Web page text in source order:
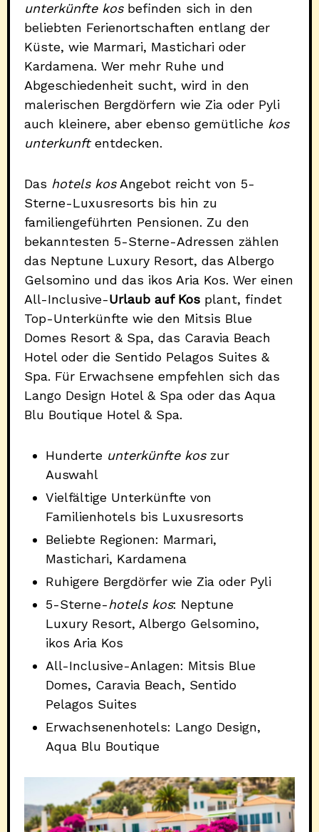
unterkünfte kosbefinden sich in den
beliebten Ferienortschaften entlang der
Küste, wie Marmari, Mastichari oder
Kardamena. Wer mehr Ruhe und
Abgeschiedenheit sucht, wird in den
malerischen Bergdörfern wie Zia oder Pyli
auch kleinere, aber ebenso gemütliche kos
unterkunftentdecken.
Das hotels kosAngebot reicht von 5-
Sterne-Luxusresorts bis hin zu
familiengeführten Pensionen. Zu den
bekanntesten 5-Sterne-Adressen zählen
das Neptune Luxury Resort, das Albergo
Gelsomino und das ikos Aria Kos. Wer einen
All-Inclusive-Urlaub auf Kos plant, findet
Top-Unterkünfte wie den Mitsis Blue
Domes Resort & Spa, das Caravia Beach
Hotel oder die Sentido Pelagos Suites &
Spa. Für Erwachsene empfehlen sich das
Lango Design Hotel & Spa oder das Aqua
Blu Boutique Hotel & Spa.
Hunderte unterkünfte koszur
Auswahl
Vielfältige Unterkünfte von
Familienhotels bis Luxusresorts
Beliebte Regionen: Marmari,
Mastichari, Kardamena
Ruhigere Bergdörfer wie Zia oder Pyli
5-Sterne-hotels kos: Neptune
Luxury Resort, Albergo Gelsomino,
ikos Aria Kos
All-Inclusive-Anlagen: Mitsis Blue
Domes, Caravia Beach, Sentido
Pelagos Suites
Erwachsenenhotels: Lango Design,
Aqua Blu Boutique